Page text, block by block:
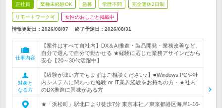
正社員 業種未経験OK 急募 学歴不問 完全週休2日制
リモートワーク可 女性のおしごと掲載中
情報更新日：2026/08/07 終了予定日： 2026/08/31
仕事内容
【案件はすべて自社内】DX＆AI推進・製品開発・業務改善など、
自分で選んで自分で動かせる ★経験に応じた業務アサインだから
安心【20～30代活躍中】
対象と
なる方
【経験が浅い方でもまずはご相談ください♪】■Windows PCや社
内システムに関わった経験 or IT業界経験をお持ちの方・★社内
のDX推進に興味がある方
★「浜松町」駅北口より徒歩7分 東京本社／東京都港区海岸1-16-